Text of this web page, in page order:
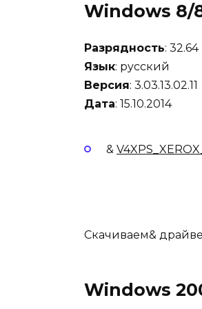
Windows 8/
Разрядность: 32.64
Язык: русский
Версия: 3.03.13.02.11
Дата: 15.10.2014
&
Скачиваем&
Windows